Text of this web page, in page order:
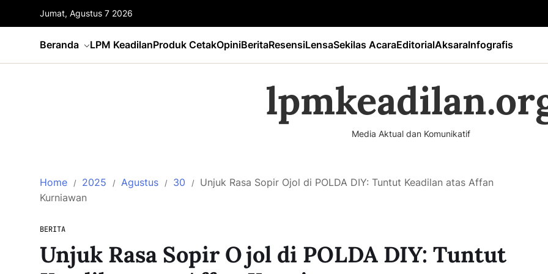
Jumat, Agustus 7 2026
Beranda LPM KeadilanProduk CetakOpiniBeritaResensiLensaSekilas AcaraEditorialAksaraInfografis
Media Aktual dan Komunikatif
Home 2025 Agustus 30
Unjuk Rasa Sopir Ojol di POLDA DIY: Tuntut Keadilan atas Affan
Kurniawan
BERITA
Unjuk Rasa Sopir Ojol di POLDA DIY: Tuntut